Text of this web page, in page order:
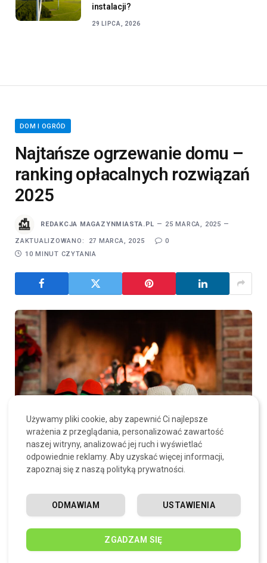
instalacji?
29 LIPCA, 2026
DOM I OGRÓD
Najtańsze ogrzewanie domu –
ranking opłacalnych rozwiązań
2025
REDAKCJA MAGAZYNMIASTA.PL 25 MARCA, 2025
ZAKTUALIZOWANO: 27 MARCA, 2025
0
10 MINUT CZYTANIA
Najtańsze ogrzewanie domu –
porównanie kosztów różnych źródeł
ciepła
Używamy pliki cookie, aby zapewnić Ci najlepsze
wrażenia z przeglądania, personalizować zawartość
naszej witryny, analizować jej ruch i wyświetlać
odpowiednie reklamy. Aby uzyskać więcej informacji,
zapoznaj się z naszą polityką prywatności.
ZGADZAM SIĘ
USTAWIENIA
ODMAWIAM